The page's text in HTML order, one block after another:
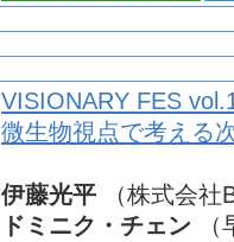
VISIONARY FES
微生物視点で考える
伊藤光平 （株式会社
ドミニク・チェン （